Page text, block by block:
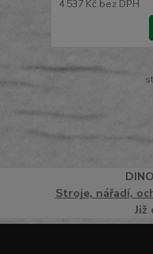
4 537 Kč bez DPH
DINO
Stroje, nářadí,
Již